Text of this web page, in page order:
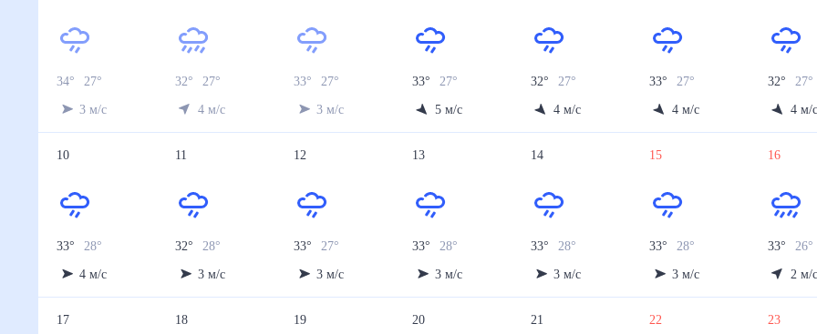
34° 27
3 м/с
32° 27°
4 м/с
33° 27°
3 м/с
33° 27°
5 м/с
32° 27°
4 м/с
33° 27°
4 м/с
32° 27°
4 м/
10
33° 28
4 м/с
11
32° 28
3 м/с
12
33° 27°
3 м/с
13
33° 28
3 м/с
14
33° 28
3 м/с
15
33° 28
3 м/с
16
33° 26
2 м/
17 18 19 20 21 22 23